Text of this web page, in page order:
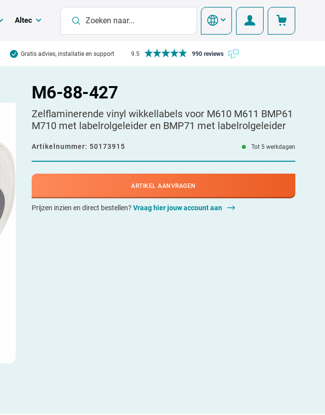
Altec
Gratis advies, installatie en support 9.5 990 reviews
M6-88-427
Zelflaminerende vinyl wikkellabels voor M610 M611 BMP61
M710 met labelrolgeleider en BMP71 met labelrolgeleider
Artikelnummer: 50173915 Tot 5 werkdagen
ARTIKEL AANVRAGEN
Prijzen inzien en direct bestellen? Vraag hier jouw account aan